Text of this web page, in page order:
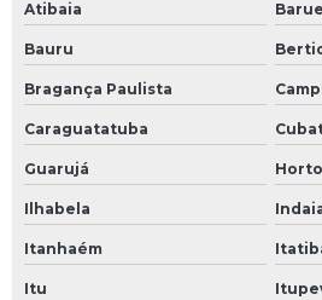
Atibaia
Bauru
Bragança Paulista
Caraguatatuba
Guarujá
Ilhabela
Itanhaém
Itu